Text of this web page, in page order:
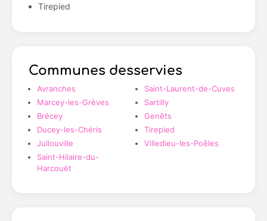
Tirepied
Communes desservies
Avranches
Marcey-les-Grèves
Brécey
Ducey-les-Chéris
Jullouville
Saint-Hilaire-du-
Harcouët
Saint-Laurent-de-Cuves
Sartilly
Genêts
Tirepied
Villedieu-les-Poêles